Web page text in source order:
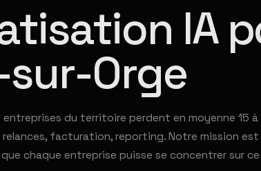
IA
Orge
entreprises du territoire perdent en moyenne 15
facturation, reporting. Notre mission
chaque entreprise puisse se concentrer sur